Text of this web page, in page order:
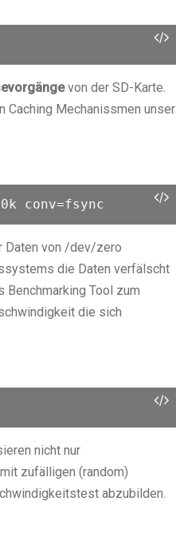
von der SD-Karte.
Mechanissmen unser
conv=fsync
Daten von /dev/zero
die Daten verfälscht
Tool zum
die sich
nicht nur
zufälligen (random)
abzubilden.